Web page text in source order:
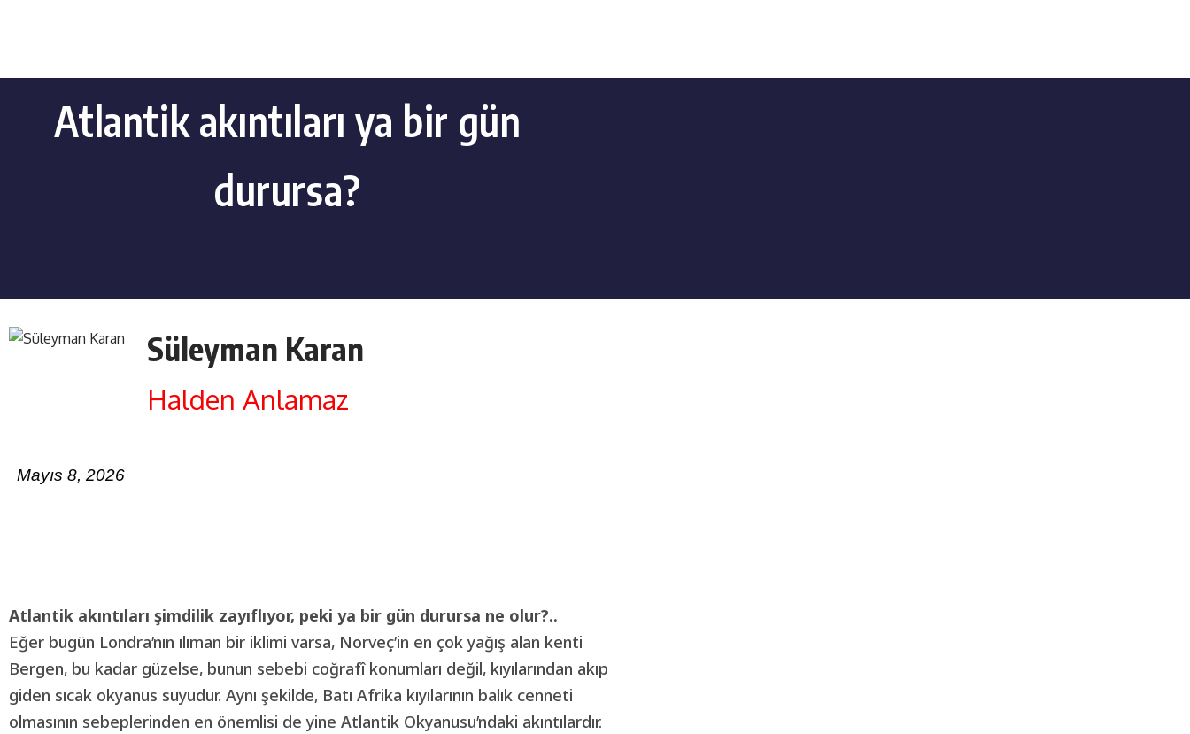
Atlantik akıntıları ya bir gün
durursa?
Süleyman Karan
Halden Anlamaz
Mayıs 8, 2026
Atlantik akıntıları şimdilik zayıflıyor, peki ya bir gün durursa ne olur?..
Eğer bugün Londra’nın ılıman bir iklimi varsa, Norveç’in en çok yağış alan kenti
Bergen, bu kadar güzelse, bunun sebebi coğrafî konumları değil, kıyılarından akıp
giden sıcak okyanus suyudur. Aynı şekilde, Batı Afrika kıyılarının balık cenneti
olmasının sebeplerinden en önemlisi de yine Atlantik Okyanusu’ndaki akıntılardır.